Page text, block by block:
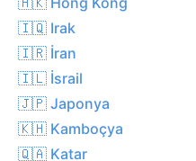
🇮🇶 Irak
🇮🇷 İran
🇮🇱 İsrail
🇯🇵 Japonya
🇰🇭 Kamboçya
🇶🇦 Katar